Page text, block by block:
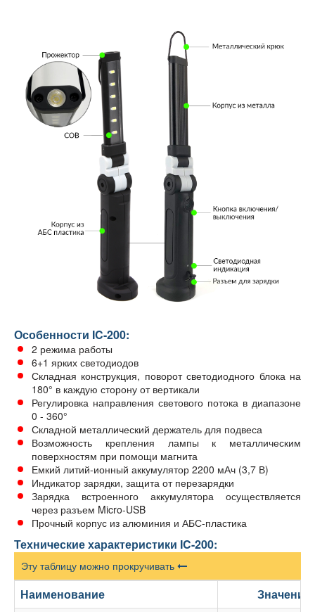
Особенности IC-200:
2 режима работы
6+1 ярких светодиодов
Складная конструкция, поворот светодиодного блока на
180° в каждую сторону от вертикали
Регулировка направления светового потока в диапазоне
0 - 360°
Складной металлический держатель для подвеса
Возможность крепления лампы к металлическим
поверхностям при помощи магнита
Емкий литий-ионный аккумулятор 2200 мАч (3,7 В)
Индикатор зарядки, защита от перезарядки
Зарядка встроенного аккумулятора осуществляется
через разъем Micro-USB
Прочный корпус из алюминия и АБС-пластика
Технические характеристики IC-200:
Эту таблицу можно прокручивать
Наименование